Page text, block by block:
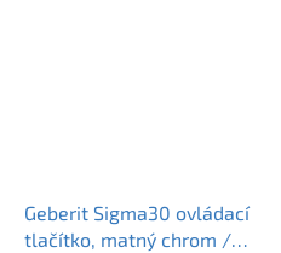
Geberit Sigma30 ovládací
tlačítko, matný chrom /